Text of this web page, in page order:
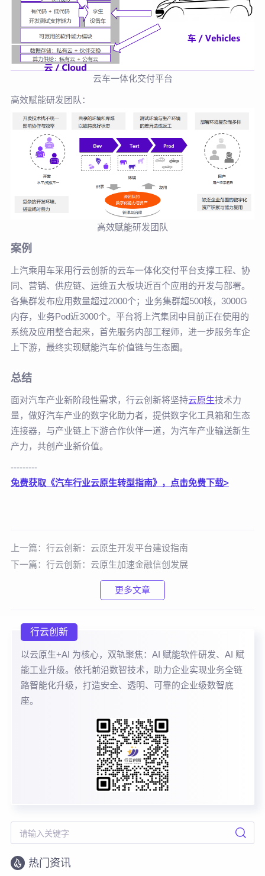
云车一体化交付平台
高效赋能研发团队：
高效赋能研发团队
案例
上汽乘用车采用行云创新的云车一体化交付平台支撑工程、协
同、营销、供应链、运维五大板块近百个应用的开发与部署。
各集群发布应用数量超过2000个；业务集群超500核，3000G
内存，业务Pod近3000个。平台将上汽集团中目前正在使用的
系统及应用整合起来，首先服务内部工程师，进一步服务车企
上下游，最终实现赋能汽车价值链与生态圈。
总结
面对汽车产业新阶段性需求，行云创新将坚持云原生技术力
量，做好汽车产业的数字化助力者，提供数字化工具箱和生态
连接器，与产业链上下游合作伙伴一道，为汽车产业输送新生
产力，共创产业新价值。
---------
免费获取《汽车行业云原生转型指南》，点击免费下载>
上一篇： 行云创新：云原生开发平台建设指南
下一篇： 行云创新：云原生加速金融信创发展
更多文章
行云创新
以云原生+AI 为核心，双轨聚焦：AI 赋能软件研发、AI 赋
能工业升级。依托前沿数智技术，助力企业实现业务全链
路智能化升级，打造安全、透明、可靠的企业级数智底
座。
热门资讯